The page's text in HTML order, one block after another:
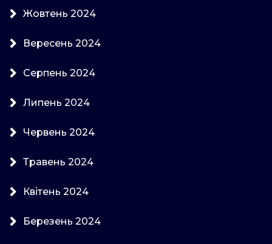
Жовтень 2024
Вересень 2024
Серпень 2024
Липень 2024
Червень 2024
Травень 2024
Квітень 2024
Березень 2024